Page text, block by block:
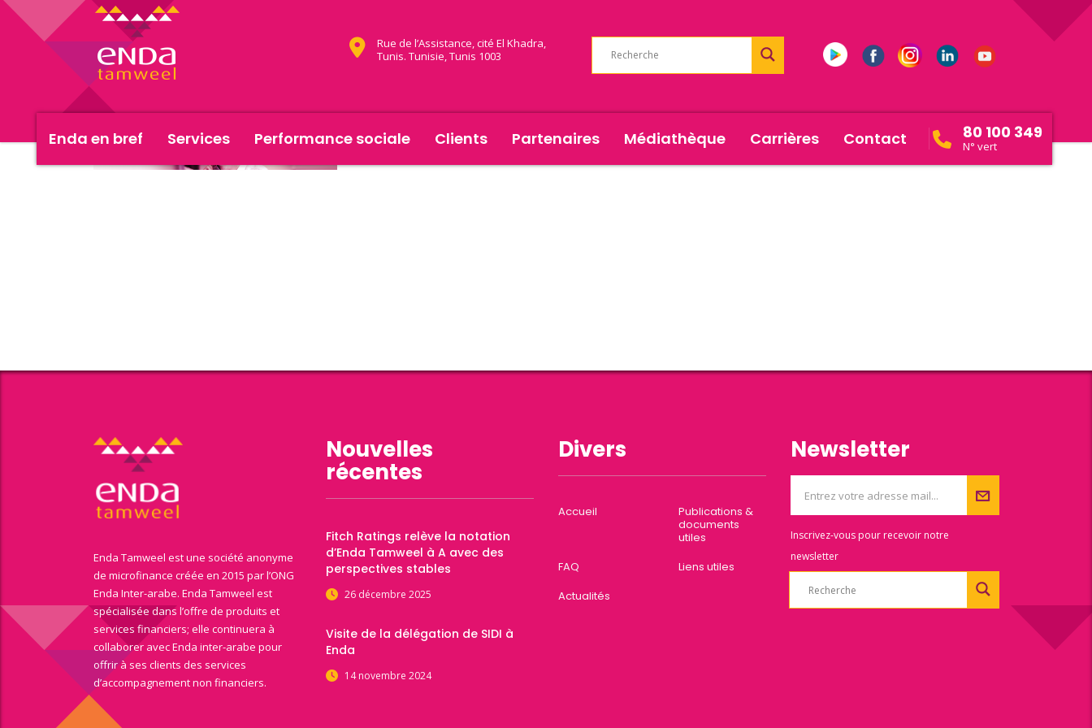
Rue de l’Assistance, cité El Khadra,
Tunis. Tunisie, Tunis 1003
Enda en bref Services Performance sociale Clients Partenaires Médiathèque Carrières Contact 80 100 349
N° vert
Enda Tamweel est une société anonyme
de microfinance créée en 2015 par l’ONG
Enda Inter-arabe. Enda Tamweel est
spécialisée dans l’offre de produits et
services financiers; elle continuera à
collaborer avec Enda inter-arabe pour
offrir à ses clients des services
d’accompagnement non financiers.
Nouvelles
récentes
Fitch Ratings relève la notation
d’Enda Tamweel à A avec des
perspectives stables
26 décembre 2025
Visite de la délégation de SIDI à
Enda
14 novembre 2024
Divers
Accueil
Publications &
documents
utiles
FAQ
Liens utiles
Actualités
Newsletter
Inscrivez-vous pour recevoir notre
newsletter